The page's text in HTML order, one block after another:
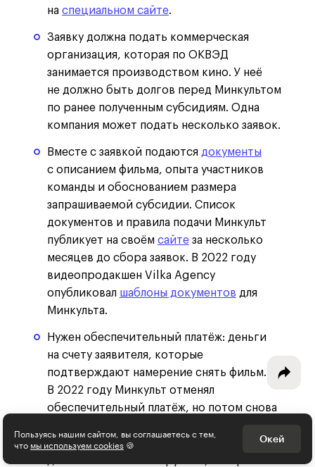
на специальном сайте.
Заявку должна подать коммерческая
организация, которая по ОКВЭД
занимается производством кино. У неё
не должно быть долгов перед Минкультом
по ранее полученным субсидиям. Одна
компания может подать несколько заявок.
Вместе с заявкой подаются документы
с описанием фильма, опыта участников
команды и обоснованием размера
запрашиваемой субсидии. Список
документов и правила подачи Минкульт
публикует на своём сайтеза несколько
месяцев до сбора заявок. В 2022 году
видеопродакшен Vilka Agency
опубликовал шаблоны документов для
Минкульта.
Нужен обеспечительный платёж: деньги
на счету заявителя, которые
подтверждают намерение снять фильм.
В 2022 году Минкульт отменял
обеспечительный платёж, но потом снова
фильмы — 1,5 миллиона рублей; игровые
Пользуясь нашим сайтом, вы соглашаетесь с тем,
что мы используем cookies 🍪 Окей
Интересное - на почту!
Выберите тему рассылки
и получите 5 бесплатных курсов:
Дизайн
Программирование
Психология, общество
Маркетинг